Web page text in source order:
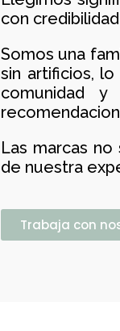
con
Somos una
sin artificios,
comunidad
Las marcas
de nuestra
Trabaja con